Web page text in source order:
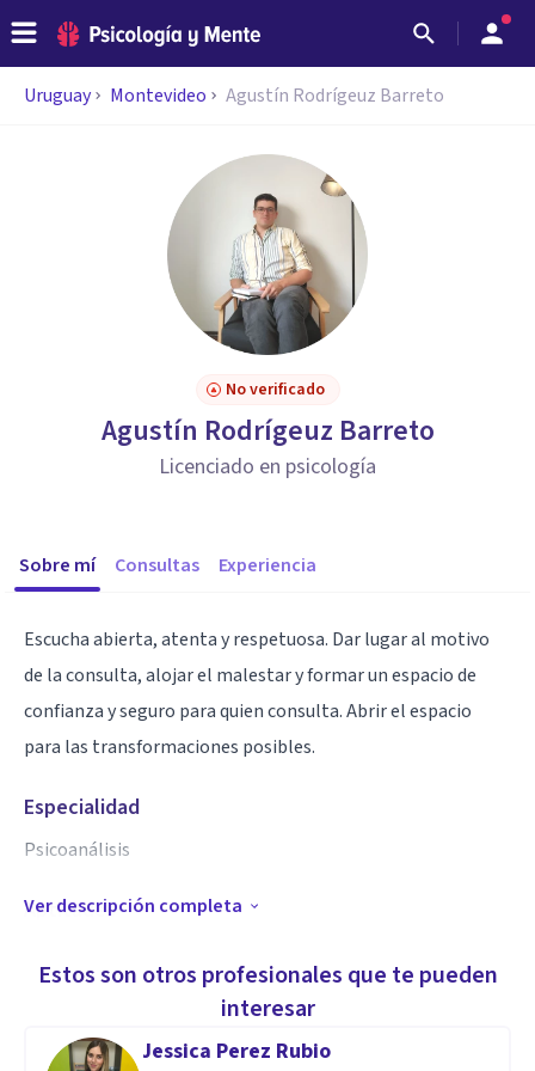
Uruguay Montevideo Agustín Rodrígeuz Barreto
No verificado
Agustín Rodrígeuz Barreto
Licenciado en psicología
Sobre mí Consultas Experiencia
Escucha abierta, atenta y respetuosa. Dar lugar al motivo
de la consulta, alojar el malestar y formar un espacio de
confianza y seguro para quien consulta. Abrir el espacio
para las transformaciones posibles.
Especialidad
Psicoanálisis
Aptitudes
que mil palabras, el dispositivo analítico procura una
terapéutica a partir de envolver en palabras, de amortiguar
con el despliegue del discurso, el impacto que produce la
Ver descripción completa
Estos son otros profesionales que te pueden
interesar
Jessica Perez Rubio